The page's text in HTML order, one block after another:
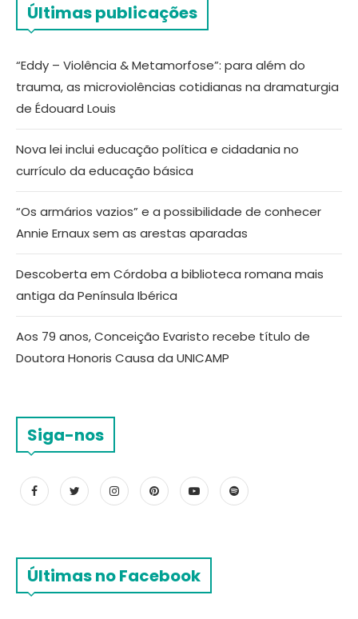
Últimas publicações
“Eddy – Violência & Metamorfose”: para além do
trauma, as microviolências cotidianas na dramaturgia
de Édouard Louis
Nova lei inclui educação política e cidadania no
currículo da educação básica
“Os armários vazios” e a possibilidade de conhecer
Annie Ernaux sem as arestas aparadas
Descoberta em Córdoba a biblioteca romana mais
antiga da Península Ibérica
Aos 79 anos, Conceição Evaristo recebe título de
Doutora Honoris Causa da UNICAMP
Siga-nos
Últimas no Facebook